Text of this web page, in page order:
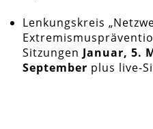
Lenkungskreis
Sitzungen Januar, 5.
September plus live-